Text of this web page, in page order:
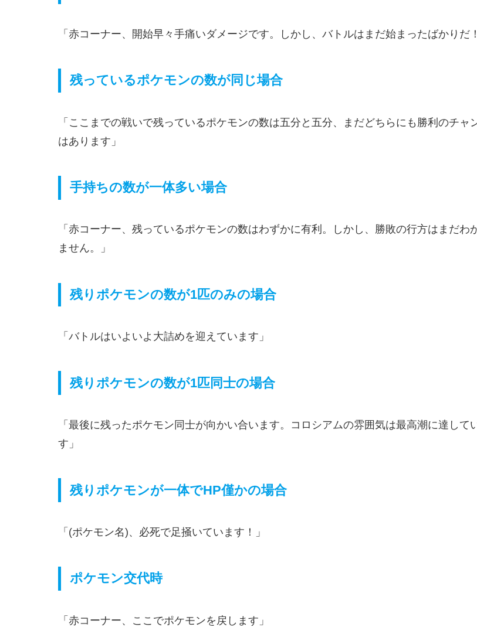
「赤コーナー、開始早々手痛いダメージです。しかし、バトルはまだ始まったばかりだ！
残っているポケモンの数が同じ場合
「ここまでの戦いで残っているポケモンの数は五分と五分、まだどちらにも勝利のチャ
はあります」
手持ちの数が一体多い場合
「赤コーナー、残っているポケモンの数はわずかに有利。しかし、勝敗の行方はまだわ
ません。」
残りポケモンの数が1匹のみの場合
「バトルはいよいよ大詰めを迎えています」
残りポケモンの数が1匹同士の場合
「最後に残ったポケモン同士が向かい合います。コロシアムの雰囲気は最高潮に達して
す」
残りポケモンが一体でHP僅かの場合
「(ポケモン名)、必死で足掻いています！」
ポケモン交代時
「赤コーナー、ここでポケモンを戻します」